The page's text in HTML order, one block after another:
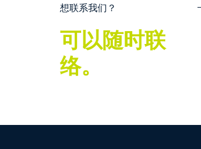
想联系我们？
可以随时联
络。